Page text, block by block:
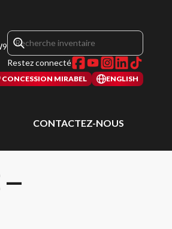
Restez connecté
CONCESSION MIRABEL ENGLISH
CONTACTEZ-NOUS
—